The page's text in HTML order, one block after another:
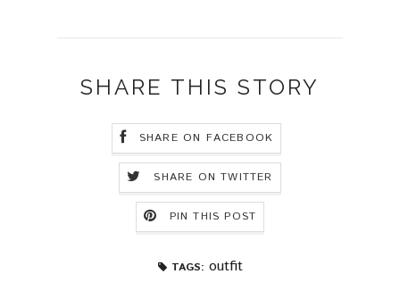
SHARE THIS STORY
SHARE ON FACEBOOK
SHARE ON TWITTER
PIN THIS POST
TAGS: outfit